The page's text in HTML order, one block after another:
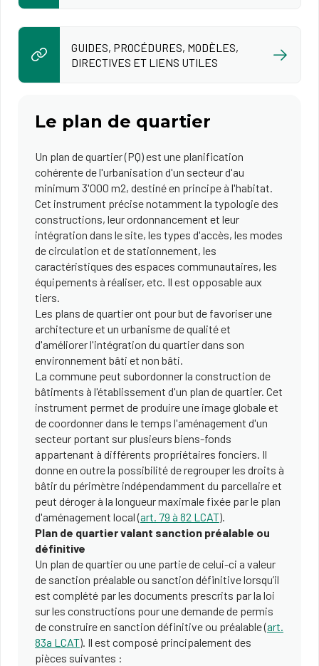
GUIDES, PROCÉDURES, MODÈLES,
DIRECTIVES ET LIENS UTILES
Le plan de quartier
Un plan de quartier (PQ) est une planification
cohérente de l'urbanisation d'un secteur d'au
minimum 3'000 m2, destiné en principe à l'habitat.
Cet instrument précise notamment la typologie des
constructions, leur ordonnancement et leur
intégration dans le site, les types d'accès, les modes
de circulation et de stationnement, les
caractéristiques des espaces communautaires, les
équipements à réaliser, etc. Il est opposable aux
tiers.
Les plans de quartier ont pour but de favoriser une
architecture et un urbanisme de qualité et
d'améliorer l'intégration du quartier dans son
environnement bâti et non bâti.
La commune peut subordonner la construction de
bâtiments à l'établissement d'un plan de quartier. Cet
instrument permet de produire une image globale et
de coordonner dans le temps l'aménagement d'un
secteur portant sur plusieurs biens-fonds
appartenant à différents propriétaires fonciers. Il
donne en outre la possibilité de regrouper les droits à
bâtir du périmètre indépendamment du parcellaire et
peut déroger à la longueur maximale fixée par le plan
d'aménagement local (art. 79 à 82 LCAT).
Plan de quartier valant sanction préalable ou
définitive
Un plan de quartier ou une partie de celui-ci a valeur
de sanction préalable ou sanction définitive lorsqu’il
est complété par les documents prescrits par la loi
sur les constructions pour une demande de permis
de construire en sanction définitive ou préalable (art.
83a LCAT). Il est composé principalement des
pièces suivantes :